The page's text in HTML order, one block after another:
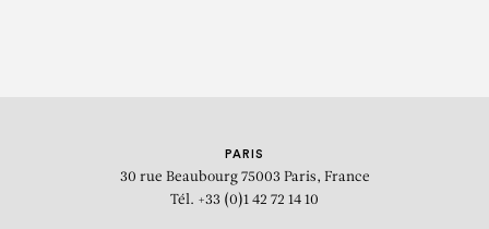
PARIS
30 rue Beaubourg 75003 Paris, France
Tél. +33 (0)1 42 72 14 10